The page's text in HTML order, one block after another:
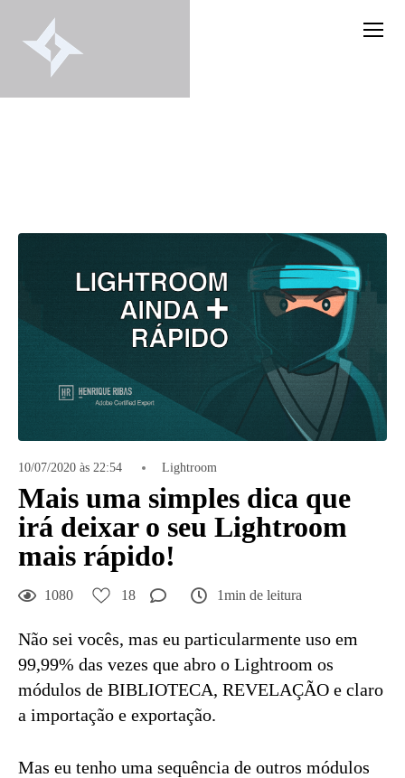
10/07/2020 às 22:54 Lightroom
Mais uma simples dica que
irá deixar o seu Lightroom
mais rápido!
1080 18 1min de leitura
Não sei vocês, mas eu particularmente uso em
99,99% das vezes que abro o Lightroom os
módulos de BIBLIOTECA, REVELAÇÃO e claro
a importação e exportação.
Mas eu tenho uma sequência de outros módulos